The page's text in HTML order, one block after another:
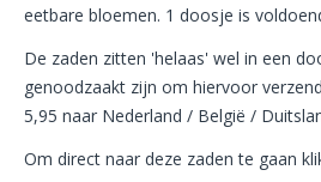
eetbare bloemen. 1 doosje is
De zaden zitten 'helaas' wel in een
genoodzaakt zijn om hiervoor
5,95 naar Nederland / België /
Om direct naar deze zaden te gaan